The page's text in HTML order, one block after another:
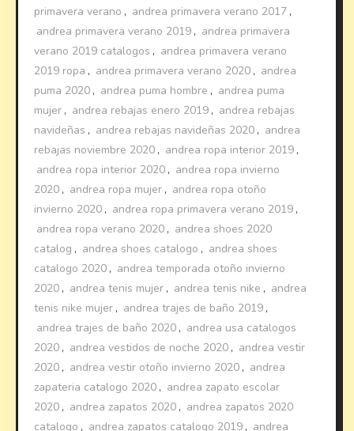
primavera verano , andrea primavera verano 2017 ,
andrea primavera verano 2019 , andrea primavera
verano 2019 catalogos , andrea primavera verano
2019 ropa , andrea primavera verano 2020 , andrea
puma 2020 , andrea puma hombre , andrea puma
mujer , andrea rebajas enero 2019 , andrea rebajas
navideñas , andrea rebajas navideñas 2020 , andrea
rebajas noviembre 2020 , andrea ropa interior 2019 ,
andrea ropa interior 2020 , andrea ropa invierno
2020 , andrea ropa mujer , andrea ropa otoño
invierno 2020 , andrea ropa primavera verano 2019 ,
andrea ropa verano 2020 , andrea shoes 2020
catalog , andrea shoes catalogo , andrea shoes
catalogo 2020 , andrea temporada otoño invierno
2020 , andrea tenis mujer , andrea tenis nike , andrea
tenis nike mujer , andrea trajes de baño 2019 ,
andrea trajes de baño 2020 , andrea usa catalogos
2020 , andrea vestidos de noche 2020 , andrea vestir
2020 , andrea vestir otoño invierno 2020 , andrea
zapateria catalogo 2020 , andrea zapato escolar
2020 , andrea zapatos 2020 , andrea zapatos 2020
catalogo , andrea zapatos catalogo 2019 , andrea